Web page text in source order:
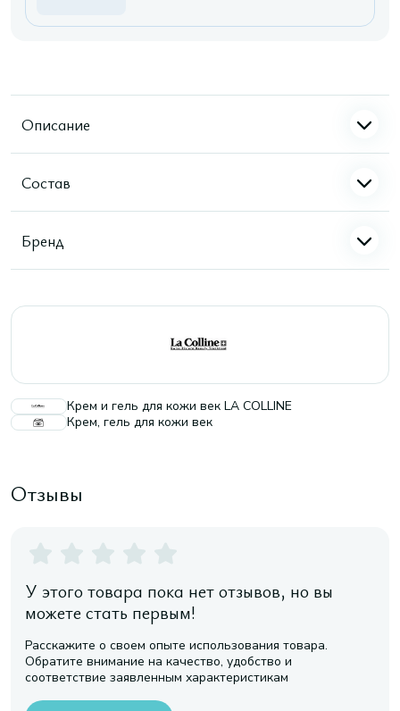
Описание
Состав
Бренд
Крем и гель для кожи век LA COLLINE
Крем, гель для кожи век
Отзывы
У этого товара пока нет отзывов, но вы
можете стать первым!
Расскажите о своем опыте использования товара.
Обратите внимание на качество, удобство и
соответствие заявленным характеристикам